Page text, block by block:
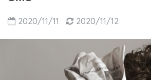
2020/11/11 2020/11/12